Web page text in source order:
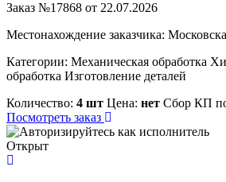
Заказ №17868 от 22.07.2026
Местонахождение заказчика:
Категории: Механическая обработка
обработка Изготовление деталей
Количество: 4 шт Цена: нет Сбор КП
Посмотреть заказ
Открыт